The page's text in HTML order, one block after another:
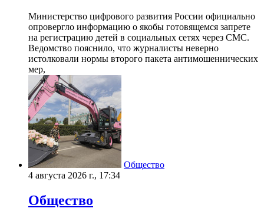
Министерство цифрового развития России официально
опровергло информацию о якобы готовящемся запрете
на регистрацию детей в социальных сетях через СМС.
Ведомство пояснило, что журналисты неверно
истолковали нормы второго пакета антимошеннических
мер,
Общество
4 августа 2026 г., 17:34
Общество